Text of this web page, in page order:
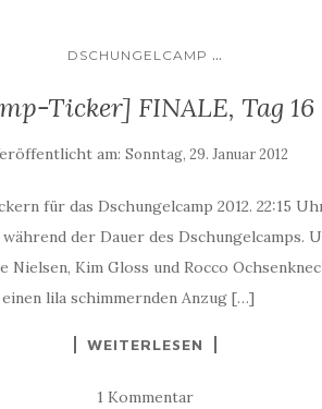
DSCHUNGELCAMP ...
Ticker] FINALE, Tag 16
am:Sonntag, 29. Januar 2012
für das Dschungelcamp 2012. 22:15
der Dauer des Dschungelcamps.
Kim Gloss und Rocco
lila schimmernden Anzug […]
WEITERLESEN
1 Kommentar